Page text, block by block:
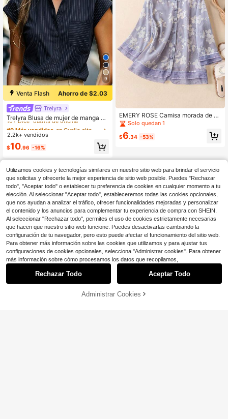
9
Venta Flash Ahorro de $2.03
Trelyra
Trelyra Blusa de mujer de manga de
murciélago con bolsillo frontal y bot
ones para uso diario en verano
#9 Más vendidos
10+ Dice "outfits de oficina"
#9 Más vendidos
10+ Dice "outfits de oficina"
#9 Más vendidos
10+ Dice "outfits de oficina"
#9 Más vendidos
en Cuello alto Tops, blusas y camisetas de mujer
2.2k+ vendidos
$10.96 -16%
EMERY ROSE Camisa morada de m
anga larga con botones para mujer
con estampado floral
Solo quedan 1
$6.34 -53%
¡56% DE DESCUENTO!
Utilizamos cookies y tecnologías similares en nuestro sitio web para brindar el servicio
que solicitas y ofrecerte la mejor experiencia de sitio web posible. Puedes "Rechazar
todo", "Aceptar todo" o establecer tu preferencia de cookies en cualquier momento a tu
elección. Al seleccionar "Aceptar todo", estableceremos todas las cookies opcionales,
que nos ayudan a analizar el tráfico, ofrecer funcionalidades mejoradas y personalizar
el contenido y los anuncios para complementar tu experiencia de compra con SHEIN.
Al seleccionar "Rechazar todo", permites el uso de cookies estrictamente necesarias
que hacen que nuestro sitio web funcione. Puedes desactivarlas cambiando la
configuración de tu navegador, pero esto puede afectar el funcionamiento del sitio web.
Para obtener más información sobre las cookies que utilizamos y para ajustar tus
configuraciones de cookies opcionales, selecciona "Administrar cookies". Para obtener
más información sobre cómo procesamos los datos que recopilamos,
Rechazar Todo Aceptar Todo
Administrar Cookies